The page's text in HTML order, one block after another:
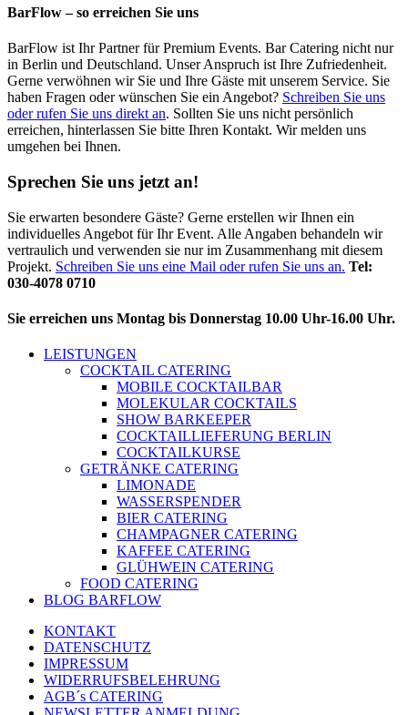
BarFlow – so erreichen Sie uns
BarFlow ist Ihr Partner für Premium Events. Bar Catering nicht nur
in Berlin und Deutschland. Unser Anspruch ist Ihre Zufriedenheit.
Gerne verwöhnen wir Sie und Ihre Gäste mit unserem Service. Sie
haben Fragen oder wünschen Sie ein Angebot? Schreiben Sie uns
oder rufen Sie uns direkt an. Sollten Sie uns nicht persönlich
erreichen, hinterlassen Sie bitte Ihren Kontakt. Wir melden uns
umgehen bei Ihnen.
Sprechen Sie uns jetzt an!
Sie erwarten besondere Gäste? Gerne erstellen wir Ihnen ein
individuelles Angebot für Ihr Event. Alle Angaben behandeln wir
vertraulich und verwenden sie nur im Zusammenhang mit diesem
Projekt. Schreiben Sie uns eine Mail oder rufen Sie uns an. Tel:
030-4078 0710
Sie erreichen uns Montag bis Donnerstag 10.00 Uhr-16.00 Uhr.
LEISTUNGEN
COCKTAIL CATERING
MOBILE COCKTAILBAR
MOLEKULAR COCKTAILS
SHOW BARKEEPER
COCKTAILLIEFERUNG BERLIN
COCKTAILKURSE
GETRÄNKE CATERING
LIMONADE
WASSERSPENDER
BIER CATERING
CHAMPAGNER CATERING
KAFFEE CATERING
GLÜHWEIN CATERING
FOOD CATERING
BLOG BARFLOW
KONTAKT
DATENSCHUTZ
IMPRESSUM
WIDERRUFSBELEHRUNG
AGB´s CATERING